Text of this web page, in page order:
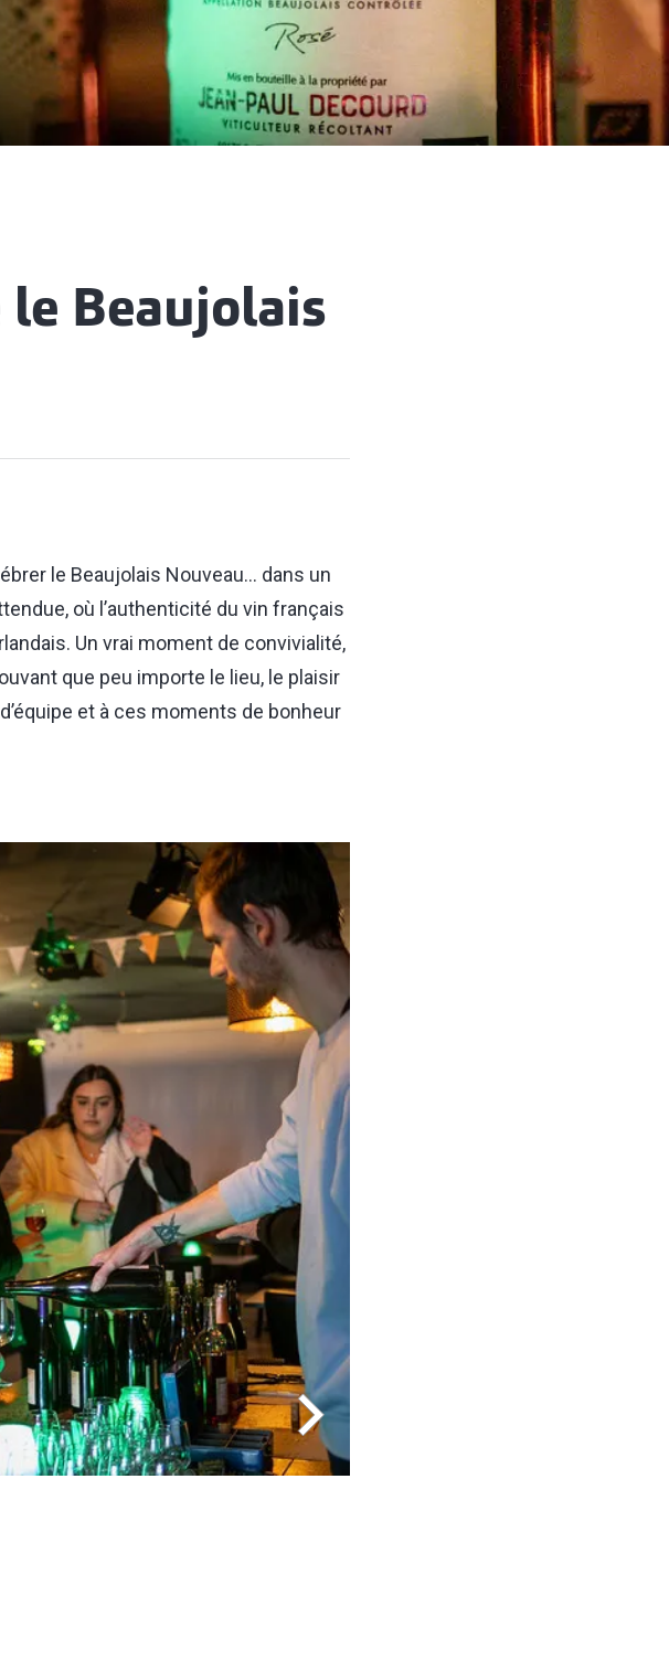
Beaujolais
le Beaujolais Nouveau... dans un
où l’authenticité du vin français
Un vrai moment de convivialité,
que peu importe le lieu, le plaisir
et à ces moments de bonheur